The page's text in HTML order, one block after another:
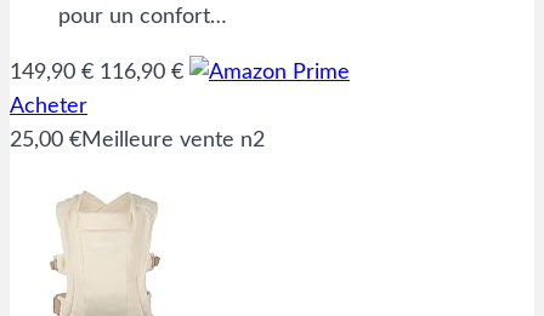
pour un confort…
149,90 € 116,90 €
Acheter
25,00 €Meilleure vente n2